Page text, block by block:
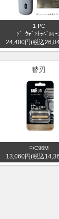
1-PC
ｼﾞｭｳﾃﾞﾝﾄﾗﾍﾞﾙｹｰ
24,400円(税込
替刃
F/C96M
13,060円(税込